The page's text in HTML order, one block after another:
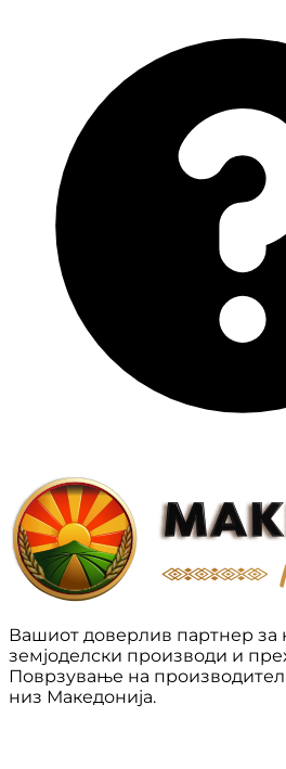
Вашиот доверлив партнер за
земјоделски производи и
Поврзување на
низ Македонија.